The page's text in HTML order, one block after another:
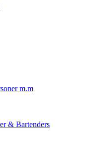
m.m
& Bartenders